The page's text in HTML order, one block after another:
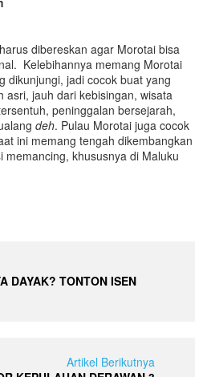
dibereskan agar Morotai bisa
Kelebihannya memang Morotai
dikunjungi, jadi cocok buat yang
asri, jauh dari kebisingan, wisata
peninggalan bersejarah,
deh. Pulau Morotai juga cocok
ini memang tengah dikembangkan
memancing, khususnya di Maluku
DAYAK? TONTON ISEN
Artikel Berikutnya